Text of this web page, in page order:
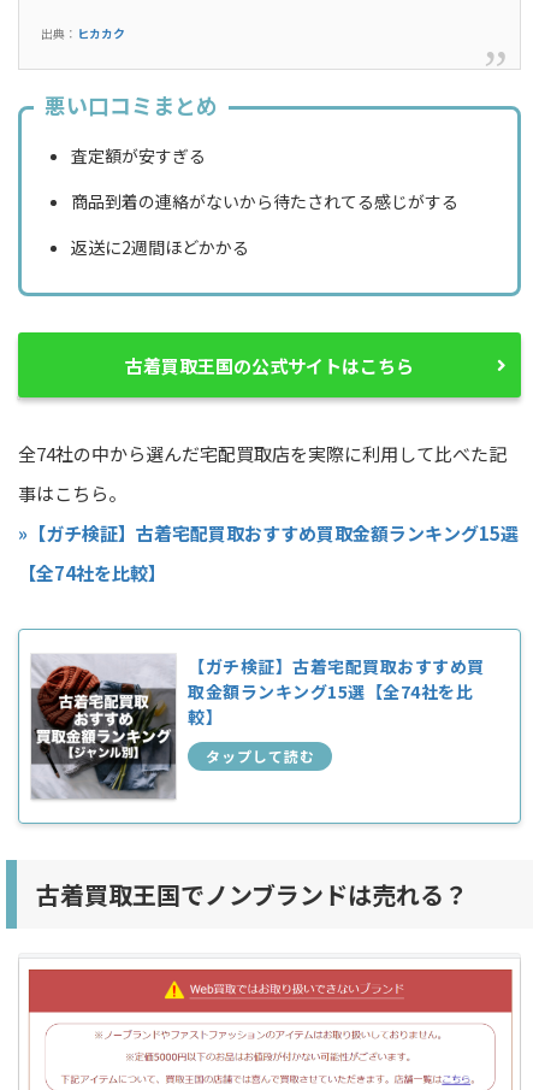
出典： ヒカカク
悪い口コミまとめ
査定額が安すぎる
商品到着の連絡がないから待たされてる感じがする
返送に2週間ほどかかる
古着買取王国の公式サイトはこちら
全74社の中から選んだ宅配買取店を実際に利用して比べた記
事はこちら。
»【ガチ検証】古着宅配買取おすすめ買取金額ランキング15選
【全74社を比較】
【ガチ検証】古着宅配買取おすすめ買
取金額ランキング15選【全74社を比
較】
古着買取王国でノンブランドは売れる？